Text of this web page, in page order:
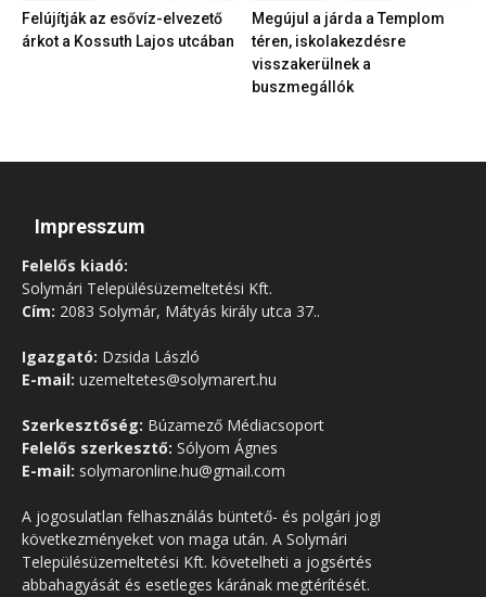
Felújítják az esővíz-elvezető
árkot a Kossuth Lajos utcában
Megújul a járda a Templom
téren, iskolakezdésre
visszakerülnek a
buszmegállók
Impresszum
Felelős kiadó:
Solymári Településüzemeltetési Kft.
Cím: 2083 Solymár, Mátyás király utca 37..
Igazgató: Dzsida László
E-mail: uzemeltetes@solymarert.hu
Szerkesztőség: Búzamező Médiacsoport
Felelős szerkesztő: Sólyom Ágnes
E-mail: solymaronline.hu@gmail.com
A jogosulatlan felhasználás büntető- és polgári jogi
következményeket von maga után. A Solymári
Településüzemeltetési Kft. követelheti a jogsértés
abbahagyását és esetleges kárának megtérítését.